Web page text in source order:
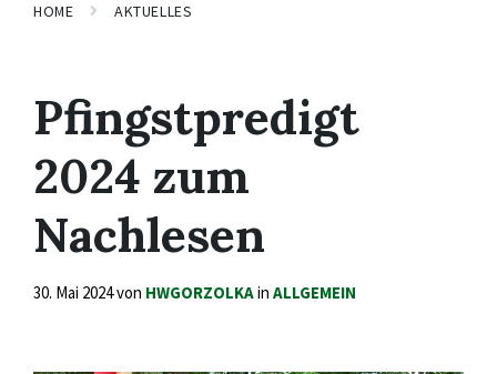
HOME AKTUELLES
Pfingstpredigt
2024 zum
Nachlesen
30. Mai 2024von HWGORZOLKAin ALLGEMEIN